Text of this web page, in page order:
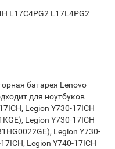
L17C4PG2 L17L4PG2
батарея Lenovo
для ноутбуков
Legion Y730-17ICH
Legion Y730-17ICH
Legion Y730-
Legion Y740-17ICH